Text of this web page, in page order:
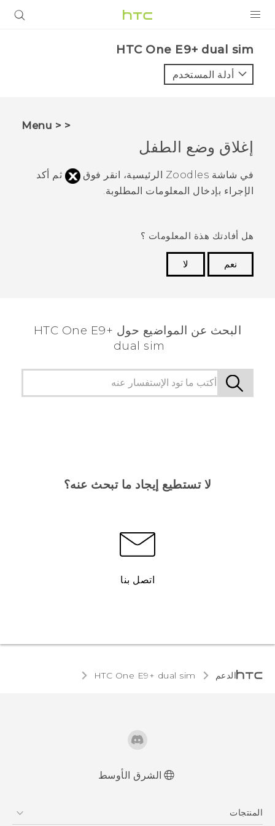
VIVE
VIVERSE
البرامج + التطبيقات
الدعم
HTC One E9+ dual sim‎
أدلة المستخدم
< < Menu
إغلاق وضع الطفل
في شاشة Zoodles الرئيسية، انقر فوق
ثم أكد
الإجراء بإدخال المعلومات المطلوبة.
هل أفادتك هذة المعلومات ؟
نعم
لا
البحث عن المواضيع حول HTC One E9+
dual sim
لا تستطيع إيجاد ما تبحث عنه؟
اتصل بنا
الدعم HTC One E9+ dual sim‎
الشرق الأوسط
المنتجات